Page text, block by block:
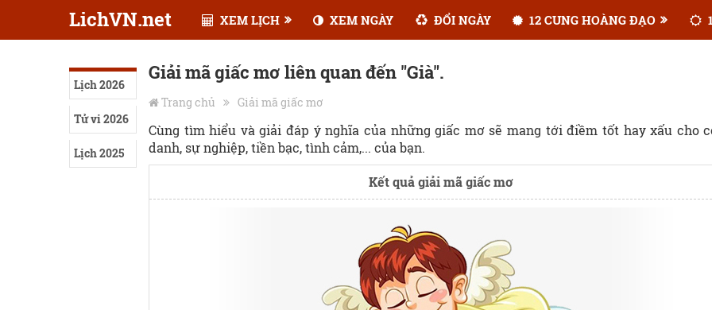
LichVN.net XEM LỊCH XEM NGÀY ĐỔI NGÀY 12 CUNG HOÀNG ĐẠO
Lịch 2026
Tử vi 2026
Lịch 2025
Giải mã giấc mơ liên quan đến "Già".
Trang chủ Giải mã giấc mơ
Cùng tìm hiểu và giải đáp ý nghĩa của những giấc mơ sẽ mang tới điềm tốt hay xấu cho
danh, sự nghiệp, tiền bạc, tình cảm,... của bạn.
Kết quả giải mã giấc mơ